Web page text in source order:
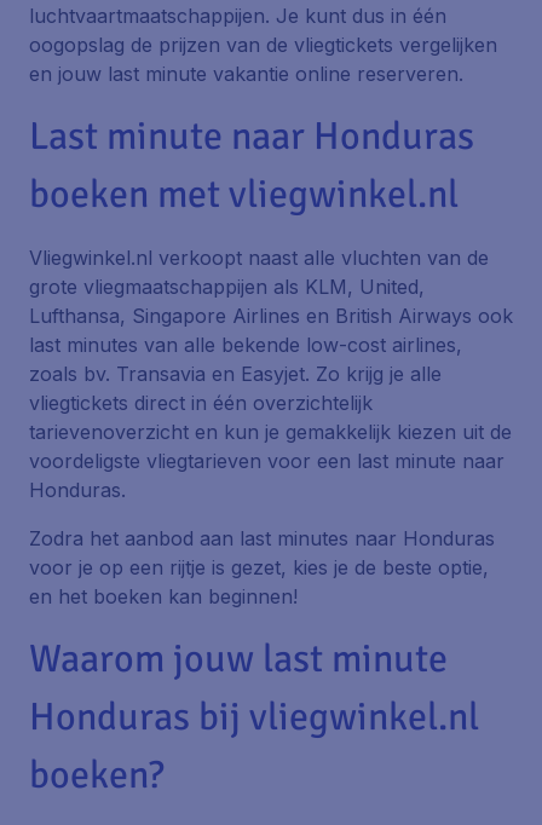
luchtvaartmaatschappijen. Je kunt dus in één
oogopslag de prijzen van de vliegtickets vergelijken
en jouw last minute vakantie online reserveren.
Last minute naar Honduras
boeken met vliegwinkel.nl
Vliegwinkel.nl verkoopt naast alle vluchten van de
grote vliegmaatschappijen als KLM, United,
Lufthansa, Singapore Airlines en British Airways ook
last minutes van alle bekende low-cost airlines,
zoals bv. Transavia en Easyjet. Zo krijg je alle
vliegtickets direct in één overzichtelijk
tarievenoverzicht en kun je gemakkelijk kiezen uit de
voordeligste vliegtarieven voor een last minute naar
Honduras.
Zodra het aanbod aan last minutes naar Honduras
voor je op een rijtje is gezet, kies je de beste optie,
en het boeken kan beginnen!
Waarom jouw last minute
Honduras bij vliegwinkel.nl
boeken?